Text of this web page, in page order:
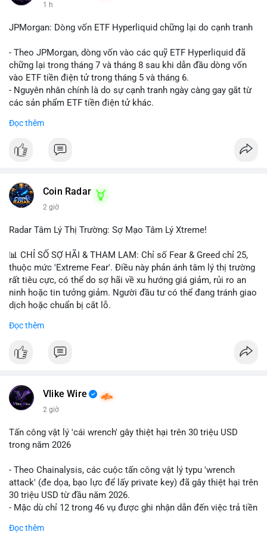
1 h
JPMorgan: Dòng vốn ETF Hyperliquid chững lại do cạnh tranh
- Theo JPMorgan, dòng vốn vào các quỹ ETF Hyperliquid đã
chững lại trong tháng 7 và tháng 8 sau khi dẫn đầu dòng vốn
vào ETF tiền điện tử trong tháng 5 và tháng 6.
- Nguyên nhân chính là do sự cạnh tranh ngày càng gay gắt từ
các sản phẩm ETF tiền điện tử khác.
Hyperliquid có thể đã giảm bớt, ảnh hưởng đến dòng vốn và
- Nhà đầu tư cần theo dõi sát sao diễn biến thị trường và các
#binancesquare #cryptonews
📰 Nguồn: CoinDesk
Đọc thêm
Coin Radar
2 giờ
Radar Tâm Lý Thị Trường: Sợ Mạo Tâm Lý Xtreme!
📊 CHỈ SỐ SỢ HÃI & THAM LAM: Chỉ số Fear & Greed chỉ 25,
thuộc mức 'Extreme Fear'. Điều này phản ánh tâm lý thị trường
rất tiêu cực, có thể do sợ hãi về xu hướng giá giảm, rủi ro an
ninh hoặc tin tưởng giảm. Người đầu tư có thể đang tránh giao
dịch hoặc chuẩn bị cắt lỗ.
📈 XU HƯỚNG TÌM KIẾM & THẢO LUẬN: Coin trending trên
(CASHCAT), Pudgy Penguins (PENGU) và OVERTAKE (TAKE).
trung của người dùng vào các chủ đề địa phương. Trên
LunarCrush, các chủ đề như Solana, Taylor Swift và UFC 310
💬 DÒNG CHẢY TIN TỨC & TRUYỀN THÔNG: Tài chính Việt
Bắc', trong khi tin tức quốc tế nhấn mạnh việc Putin ký luật
crypto và sự kiện an ninh như hack Zeus Wallet. Trên Binance
Square, nhiều người chia sẻ chiến lược giao dịch như lệnh
Long $BTW hoặc cập nhật về sự kiện Alpha Trading
Đọc thêm
Vlike Wire
2 giờ
Tấn công vật lý 'cái wrench' gây thiệt hại trên 30 triệu USD
trong năm 2026
- Theo Chainalysis, các cuộc tấn công vật lý typu 'wrench
attack' (đe dọa, bạo lực để lấy private key) đã gây thiệt hại trên
30 triệu USD từ đầu năm 2026.
- Mặc dù chỉ 12 trong 46 vụ được ghi nhận dẫn đến việc trả tiền
gồm rò rỉ dữ liệu và đe dọa tới gia đình, bạn bè của người sở
Đọc thêm